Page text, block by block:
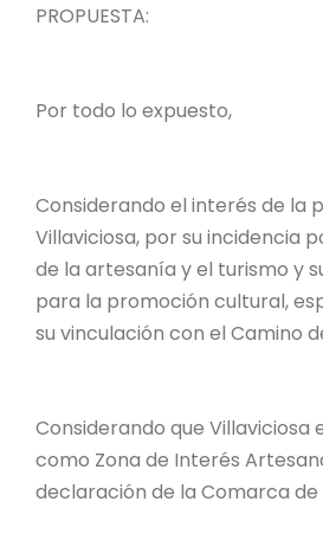
PROPUESTA:
Por todo lo expuesto,
Considerando el interés de la
Villaviciosa, por su incidencia
de la artesanía y el turismo y
para la promoción cultural,
su vinculación con el Camino
Considerando que Villaviciosa
como Zona de Interés
declaración de la Comarca de